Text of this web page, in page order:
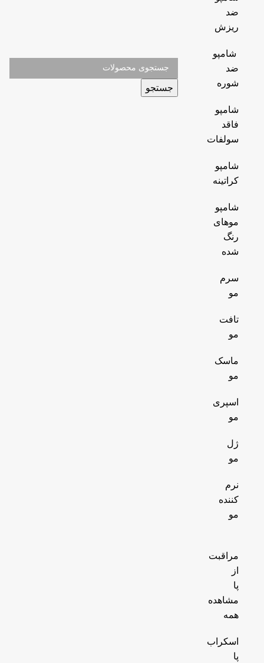
ضد
ریزش
شامپو
ضد
شوره
شامپو
فاقد
سولفات
شامپو
کراتینه
شامپو
موهای
رنگ
شده
سرم
مو
تافت
مو
ماسک
مو
اسپری
مو
ژل
مو
نرم
کننده
مو
مراقبت
از
پا
مشاهده
همه
اسکراب
پا
جستجو